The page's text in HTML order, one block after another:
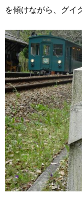
を傾けながら、グイ